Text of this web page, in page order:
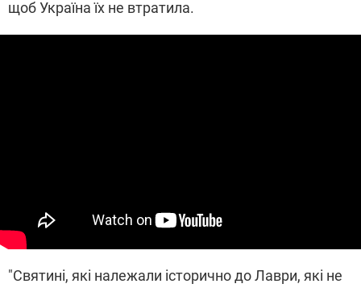
щоб Україна їх не втратила.
"Святині, які належали історично до Лаври, які не